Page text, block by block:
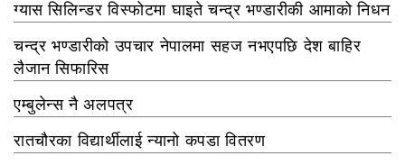
ग्यास सिलिन्डर विस्फोटमा घाइते चन्द्र भण्डारीकी आमाको निधन
चन्द्र भण्डारीको उपचार नेपालमा सहज नभएपछि देश बाहिर
लैजान सिफारिस
एम्बुलेन्स नै अलपत्र
रातचौरका विद्यार्थीलाई न्यानो कपडा वितरण